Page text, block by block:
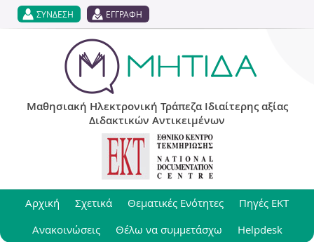
Jump to navigation
ΣΥΝΔΕΣΗ ΕΓΓΡΑΦΗ
Μαθησιακή Ηλεκτρονική Τράπεζα Ιδιαίτερης αξίας
Διδακτικών Αντικειμένων
Αρχική Σχετικά Θεματικές Ενότητες
Πηγές ΕΚΤ
Ανακοινώσεις
Θέλω να συμμετάσχω Helpdesk